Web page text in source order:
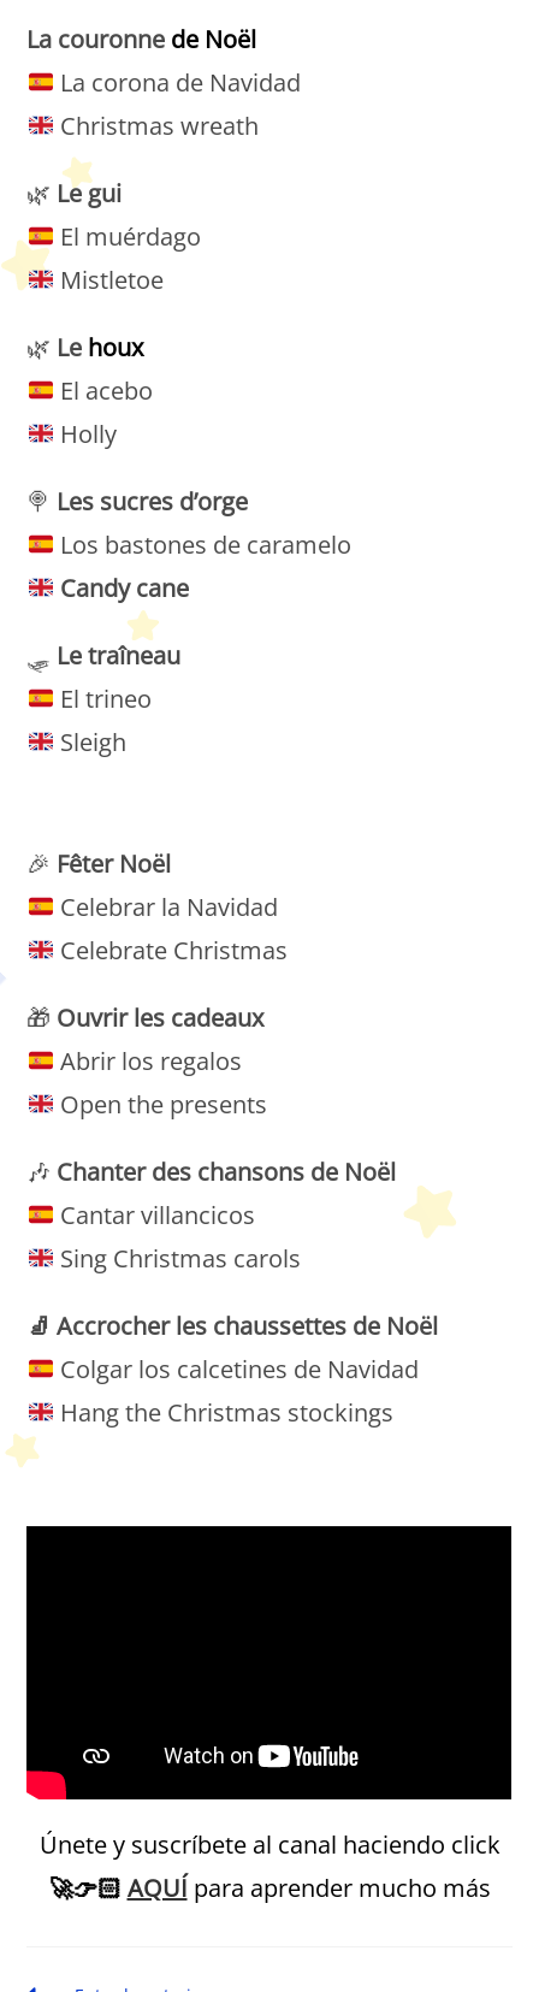
La couronne de Noël
La corona de Navidad
Christmas wreath
🌿 Le gui
El muérdago
Mistletoe
🌿 Le houx
El acebo
Holly
🍭 Les sucres d’orge
Los bastones de caramelo
Candy cane
🛷 Le traîneau
El trineo
Sleigh
🎉 Fêter Noël
Celebrar la Navidad
Celebrate Christmas
🎁 Ouvrir les cadeaux
Abrir los regalos
Open the presents
🎶 Chanter des chansons de Noël
Cantar villancicos
Sing Christmas carols
🧦 Accrocher les chaussettes de Noël
Colgar los calcetines de Navidad
Hang the Christmas stockings
Únete y suscríbete al canal haciendo click
🚀👉🏻 AQUÍ para aprender mucho más